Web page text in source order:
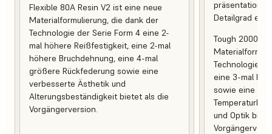
Flexible 80A Resin V2 ist eine neue
Materialformulierung, die dank der
Technologie der Serie Form 4 eine 2-
mal höhere Reißfestigkeit, eine 2-mal
höhere Bruchdehnung, eine 4-mal
größere Rückfederung sowie eine
verbesserte Ästhetik und
Alterungsbeständigkeit bietet als die
Vorgängerversion.
Detailgrad
Tough 2000
Technologie
eine 3-mal
sowie eine
und Optik